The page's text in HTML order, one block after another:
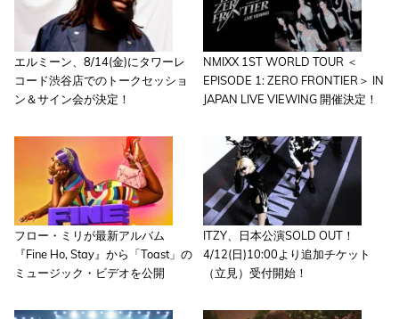
エルミーン、8/14(金)にタワーレ
コード渋谷店でのトークセッショ
ン＆サイン会が決定！
NMIXX 1ST WORLD TOUR ＜
EPISODE 1: ZERO FRONTIER＞ IN
JAPAN LIVE VIEWING 開催決定！
フロー・ミリが最新アルバム
『Fine Ho, Stay』から「Toast」の
ミュージック・ビデオを公開
ITZY、日本公演SOLD OUT！
4/12(日)10:00より追加チケット
（立見）受付開始！